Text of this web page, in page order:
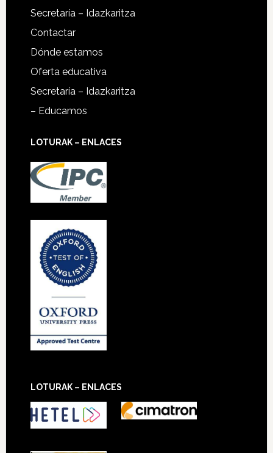
Secretaría – Idazkaritza
Contactar
Dónde estamos
Oferta educativa
Secretaría – Idazkaritza
– Educamos
LOTURAK – ENLACES
LOTURAK – ENLACES